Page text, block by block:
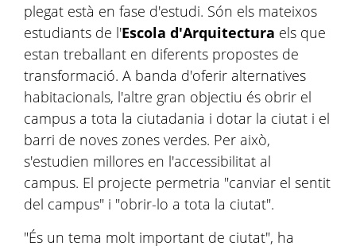
plegat està en fase d'estudi. Són els mateixos
estudiants de l'Escola d'Arquitectura els que
estan treballant en diferents propostes de
transformació. A banda d'oferir alternatives
habitacionals, l'altre gran objectiu és obrir el
campus a tota la ciutadania i dotar la ciutat i el
barri de noves zones verdes. Per això,
s'estudien millores en l'accessibilitat al
campus. El projecte permetria "canviar el sentit
del campus" i "obrir-lo a tota la ciutat".
"És un tema molt important de ciutat", ha